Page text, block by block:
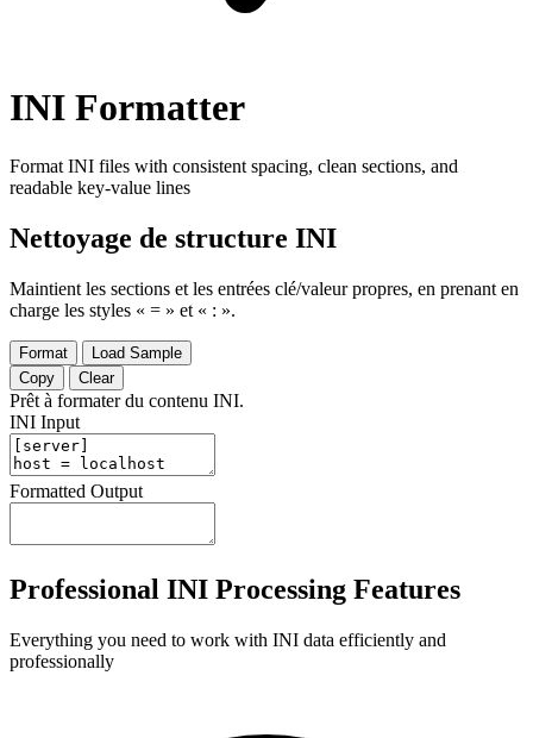
INI Formatter
Format INI files with consistent spacing, clean sections, and
readable key-value lines
Nettoyage de structure INI
Maintient les sections et les entrées clé/valeur propres, en prenant en
charge les styles « = » et « : ».
Format
Load Sample
Copy
Clear
Prêt à formater du contenu INI.
INI Input
Formatted Output
Professional INI Processing Features
Everything you need to work with INI data efficiently and
professionally